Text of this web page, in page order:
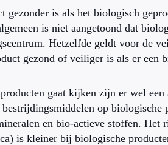
gezonder is als het biologisch
is niet aangetoond dat
Hetzelfde geldt voor de
gezond of veiliger is als er een
gaat kijken zijn er wel
op biologische
en bio-actieve stoffen. Het
is kleiner bij biologische